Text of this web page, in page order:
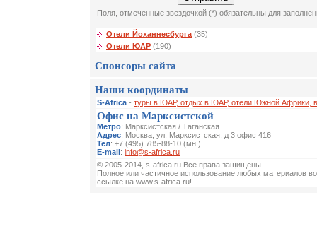
Поля, отмеченные звездочкой (*) обязательны для
Отели Йоханнесбурга(35)
Отели ЮАР (190)
Спонсоры сайта
Наши координаты
S-Africa - туры в ЮАР, отдых в ЮАР, отели Южной Африки,
Офис на Марксистской
Метро: Марксистская / Таганская
Адрес: Москва, ул. Марксистская, д 3 офис 416
Тел: +7 (495) 785-88-10 (мн.)
E-mail: info@s-africa.ru
© 2005-2014, s-africa.ru Все права защищены.
Полное или частичное использование любых материалов
ссылке на www.s-africa.ru!